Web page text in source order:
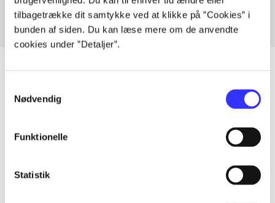
tilbagetrække dit samtykke ved at klikke på ”Cookies” i
bunden af siden. Du kan læse mere om de anvendte
cookies under ”Detaljer”.
Nødvendig
Funktionelle
Statistik
Artikler